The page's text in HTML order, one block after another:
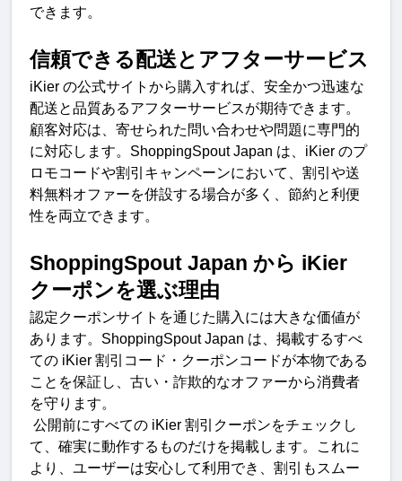
できます。
信頼できる配送とアフターサービス
iKier の公式サイトから購入すれば、安全かつ迅速な
配送と品質あるアフターサービスが期待できます。
顧客対応は、寄せられた問い合わせや問題に専門的
に対応します。 ShoppingSpout Japan は、 iKier のプ
ロモコードや割引キャンペーンにおいて、割引や送
料無料オファーを併設する場合が多く、節約と利便
性を両立できます。
ShoppingSpout Japan から
クーポンを選ぶ理由
認定クーポンサイトを通じた購入には大きな価値が
あります。 ShoppingSpout Japan は、掲載するすべ
ての iKier 割引コード・クーポンコードが本物である
ことを保証し、古い・詐欺的なオファーから消費者
を守ります。
公開前にすべての iKier 割引クーポンをチェックし
て、確実に動作するものだけを掲載します。これに
より、ユーザーは安心して利用でき、割引もスムー